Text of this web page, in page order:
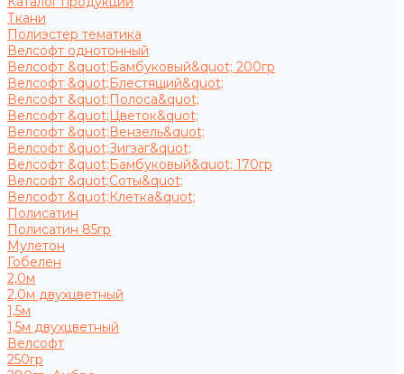
Ткани
Полиэстер тематика
Велсофт однотонный
Велсофт &quot;Бамбуковый&quot; 200гр
Велсофт &quot;Блестящий&quot;
Велсофт &quot;Полоса&quot;
Велсофт &quot;Цветок&quot;
Велсофт &quot;Вензель&quot;
Велсофт &quot;Зигзаг&quot;
Велсофт &quot;Бамбуковый&quot; 170гр
Велсофт &quot;Соты&quot;
Велсофт &quot;Клетка&quot;
Полисатин
Полисатин 85гр
Мулетон
Гобелен
2,0м
2,0м двухцветный
1,5м
1,5м двухцветный
Велсофт
250гр